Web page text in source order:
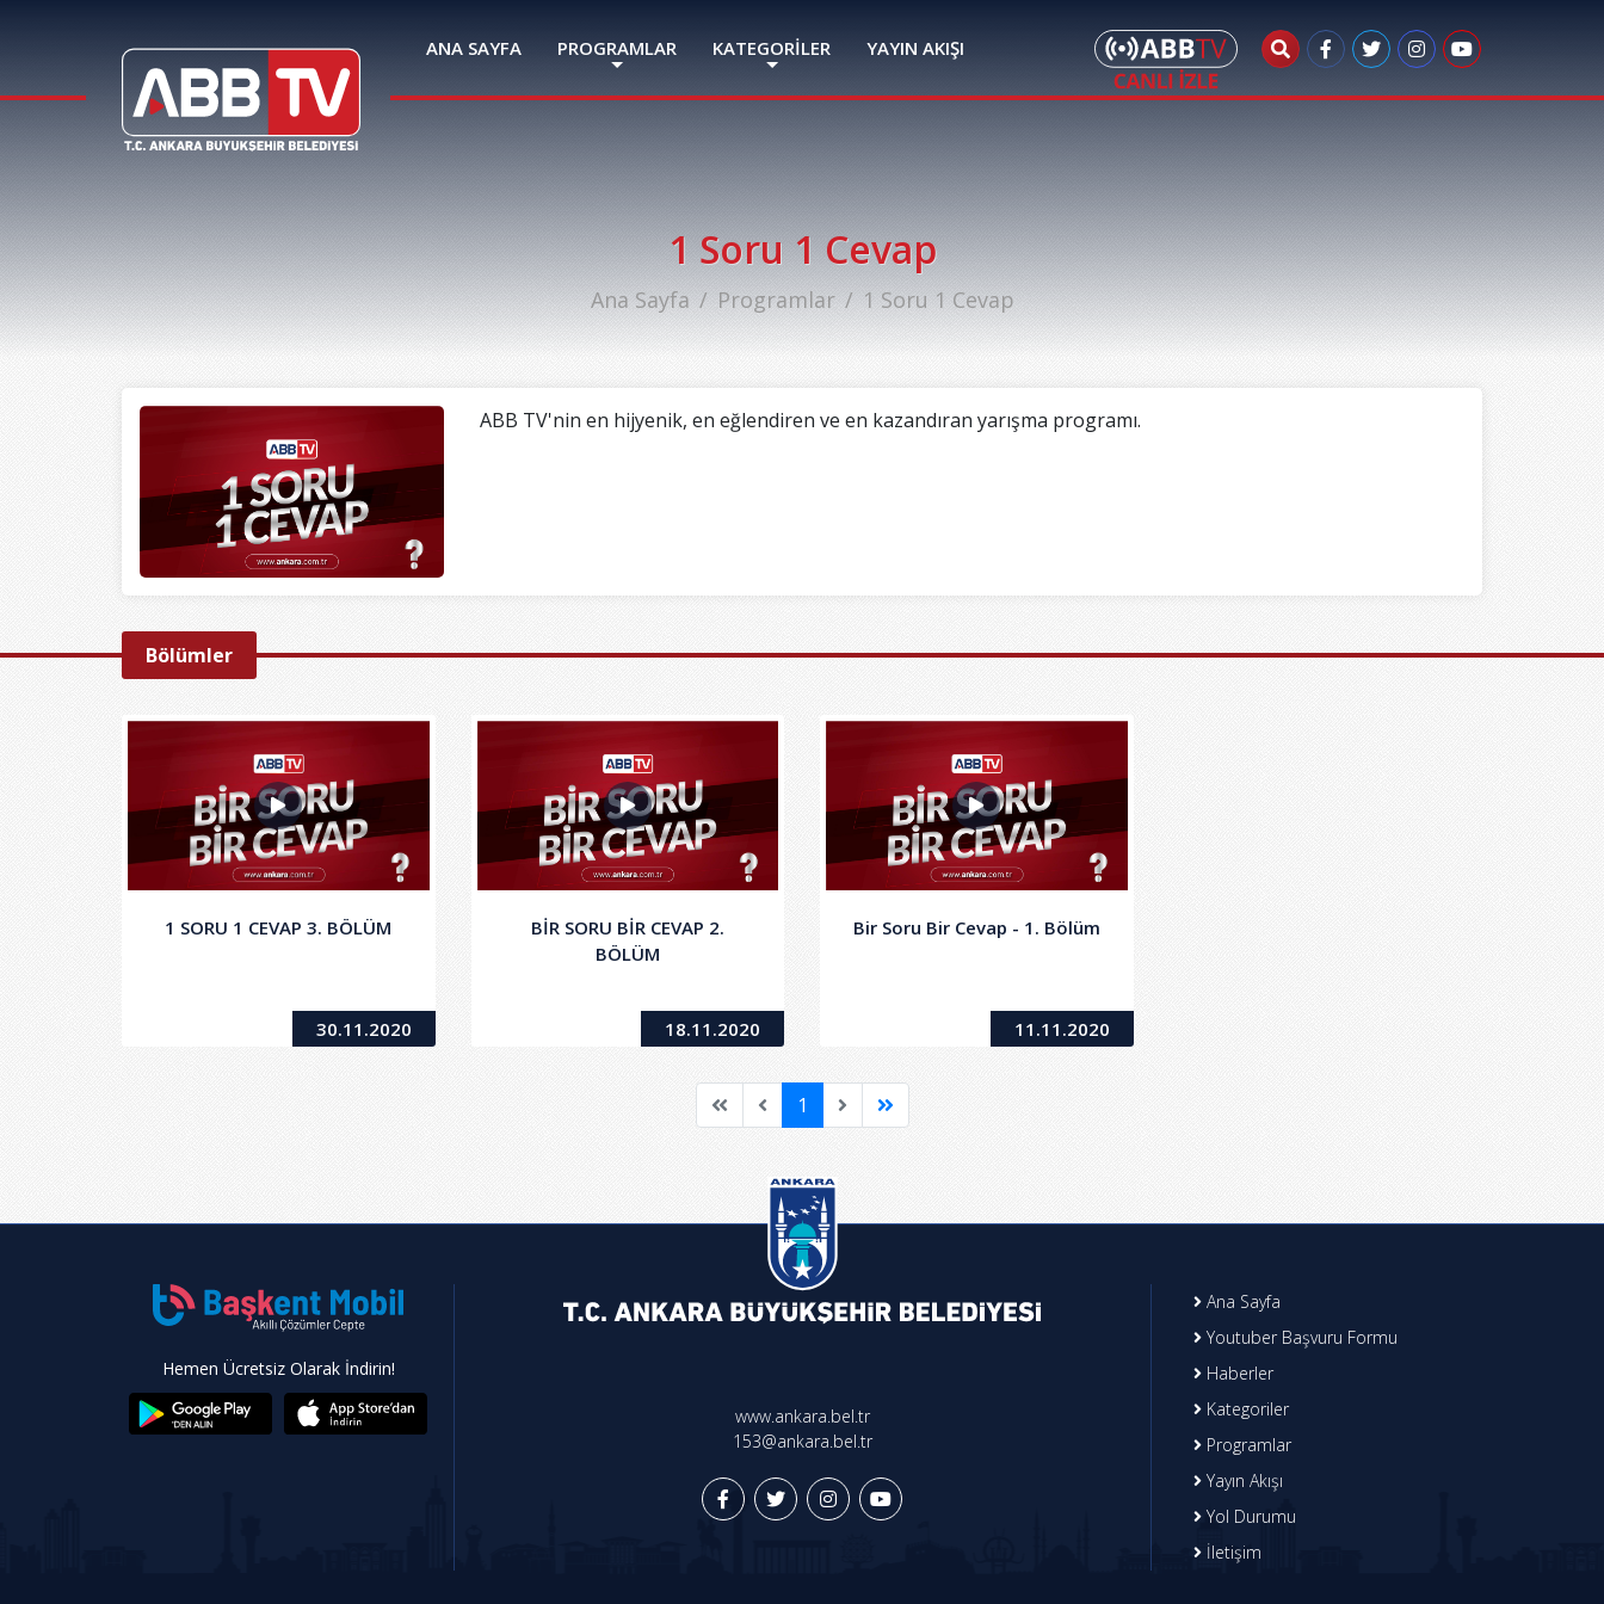
ANA SAYFA PROGRAMLAR KATEGORİLER YAYIN AKIŞI
1 Soru 1 Cevap
Ana Sayfa Programlar 1 Soru 1 Cevap
ABB TV'nin en hijyenik, en eğlendiren ve en kazandıran yarışma programı.
Bölümler
1 SORU 1 CEVAP 3. BÖLÜM
30.11.2020
BİR SORU BİR CEVAP 2.
BÖLÜM
18.11.2020
Bir Soru Bir Cevap - 1. Bölüm
11.11.2020
1
Hemen Ücretsiz Olarak İndirin!
www.ankara.bel.tr
153@ankara.bel.tr
Ana Sayfa
Youtuber Başvuru Formu
Haberler
Kategoriler
Programlar
Yayın Akışı
Yol Durumu
İletişim